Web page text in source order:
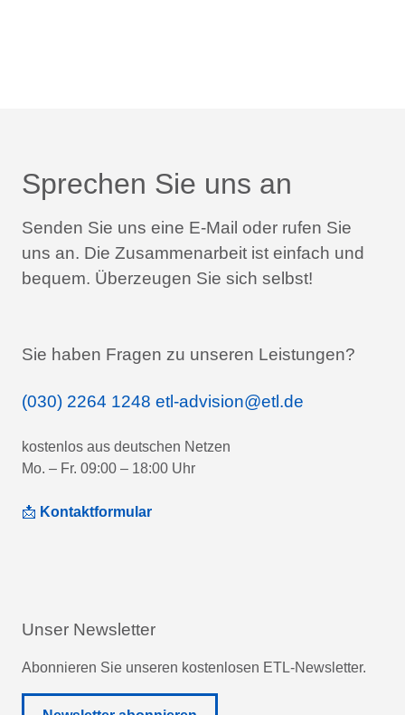
Sprechen Sie uns an
Senden Sie uns eine E-Mail oder rufen Sie
uns an. Die Zusammenarbeit ist einfach und
bequem. Überzeugen Sie sich selbst!
Sie haben Fragen zu unseren Leistungen?
(030) 2264 1248 etl-advision@etl.de
kostenlos aus deutschen Netzen
Mo. – Fr. 09:00 – 18:00 Uhr
📩 Kontaktformular
Unser Newsletter
Abonnieren Sie unseren kostenlosen ETL-Newsletter.